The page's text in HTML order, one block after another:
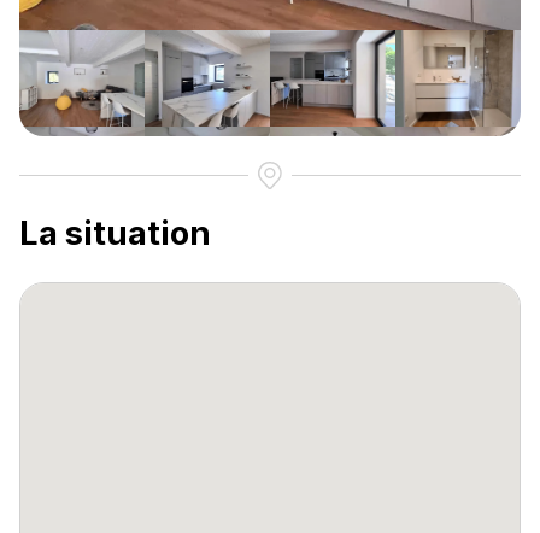
La situation